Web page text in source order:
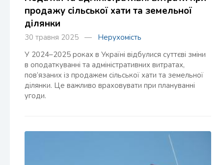
продажу сільської хати та земельної
ділянки
30 травня 2025 — Нерухомість
У 2024–2025 роках в Україні відбулися суттєві зміни
в оподаткуванні та адміністративних витратах,
пов’язаних із продажем сільської хати та земельної
ділянки. Це важливо враховувати при плануванні
угоди.